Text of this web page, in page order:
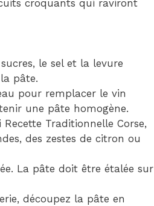
croquants qui raviront
le sel et la levure
pâte.
pour remplacer le vin
une pâte homogène.
Traditionnelle Corse,
des zestes de citron ou
La pâte doit être étalée sur
découpez la pâte en